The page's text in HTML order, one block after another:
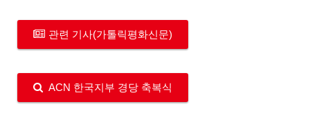
관련 기사(가톨릭평화신문)
ACN 한국지부 경당 축복식